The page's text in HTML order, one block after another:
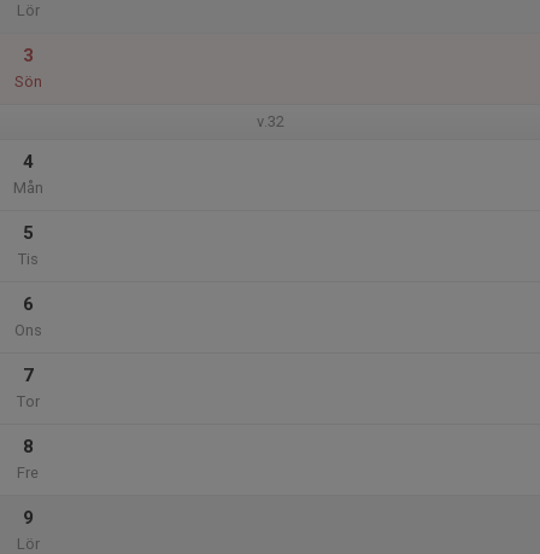
Lör
3
Sön
v.32
4
Mån
5
Tis
6
Ons
7
Tor
8
Fre
9
Lör